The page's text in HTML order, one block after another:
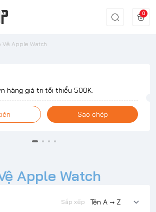
0
Vệ Apple Watch
hàng giá trị tối thiểu 500K.
Sao chép
Apple Watch
Sắp xếp